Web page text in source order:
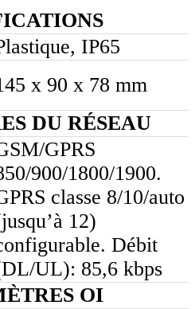
IP65
x 90 x 78 mm
DU RÉSEAU
GPRS
900/1800/1900.
classe 8/10/auto
12)
Débit
UL): 85,6 kbps
OI